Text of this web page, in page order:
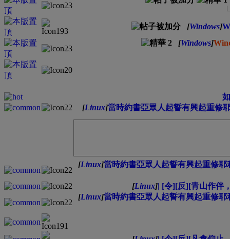
[Windows]
[Windows]
[Linux]當時約書亞眾人起誓有興起重修
[Linux]當時約書亞眾人起誓有興起重修
[Linux]| [令][反][青山作伴
[Linux]當時約書亞眾人起誓有興起重修